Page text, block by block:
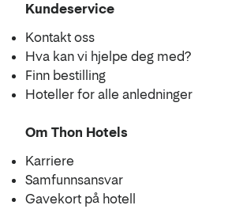
Kundeservice
Kontakt oss
Hva kan vi hjelpe deg med?
Finn bestilling
Hoteller for alle anledninger
Om Thon Hotels
Karriere
Samfunnsansvar
Gavekort på hotell